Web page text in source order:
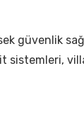
güvenlik
sistemleri,